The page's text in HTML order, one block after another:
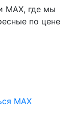
MAX, где мы
по цене
MAX